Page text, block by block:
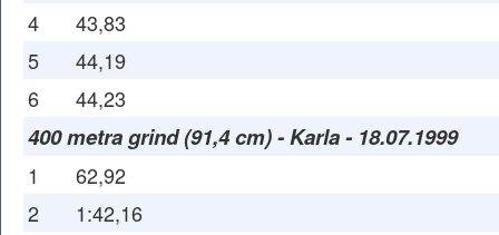
4
43,83
5
44,19
6
44,23
400 metra grind (91,4 cm) - Karla - 18.07.1999
1
62,92
2
1:42,16